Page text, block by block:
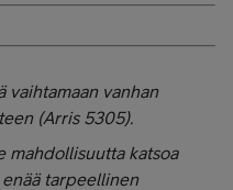
vaihtamaan vanhan
(Arris 5305).
mahdollisuutta katsoa
tarpeellinen